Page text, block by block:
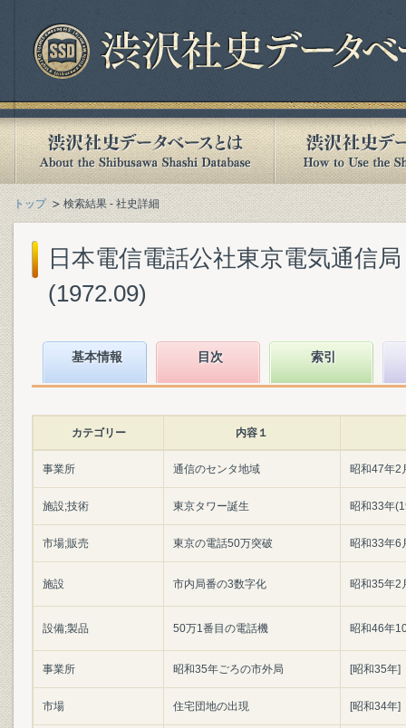
トップ 検索結果 - 社史詳細
日本電信電話公社東京電気通信
(1972.09)
基本情報 目次 索引
カテゴリー 内容１
事業所 通信のセンタ地域 昭和47年2
施設;技術 東京タワー誕生 昭和33年
市場;販売 東京の電話50万突破 昭和33年6
施設 市内局番の3数字化 昭和35年2
設備;製品 50万1番目の電話機 昭和46年
事業所 昭和35年ごろの市外局 [昭和35年]
市場 住宅団地の出現 [昭和34年]